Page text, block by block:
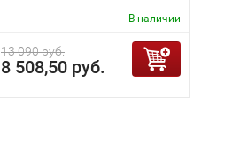
В наличии
13 090 руб.
8 508,50 руб.